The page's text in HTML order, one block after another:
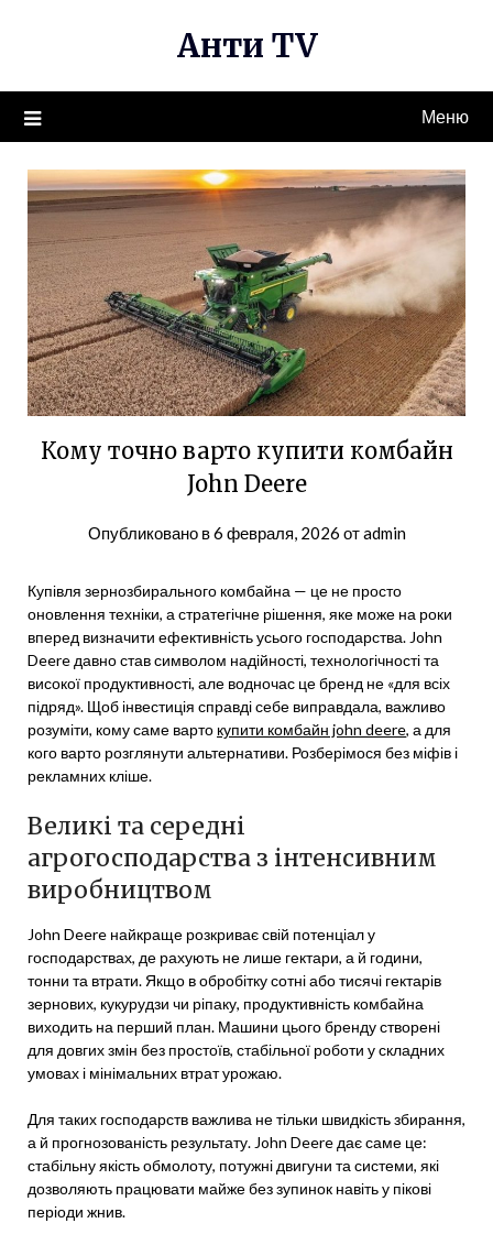
Анти TV
Меню
Кому точно варто купити комбайн
John Deere
Опубликовано в6 февраля, 2026 отadmin
Купівля зернозбирального комбайна — це не просто
оновлення техніки, а стратегічне рішення, яке може на роки
вперед визначити ефективність усього господарства. John
Deere давно став символом надійності, технологічності та
високої продуктивності, але водночас це бренд не «для всіх
підряд». Щоб інвестиція справді себе виправдала, важливо
розуміти, кому саме варто купити комбайн john deere, а для
кого варто розглянути альтернативи. Розберімося без міфів і
рекламних кліше.
Великі та середні
агрогосподарства з інтенсивним
виробництвом
John Deere найкраще розкриває свій потенціал у
господарствах, де рахують не лише гектари, а й години,
тонни та втрати. Якщо в обробітку сотні або тисячі гектарів
зернових, кукурудзи чи ріпаку, продуктивність комбайна
виходить на перший план. Машини цього бренду створені
для довгих змін без простоїв, стабільної роботи у складних
умовах і мінімальних втрат урожаю.
Для таких господарств важлива не тільки швидкість збирання,
а й прогнозованість результату. John Deere дає саме це:
стабільну якість обмолоту, потужні двигуни та системи, які
дозволяють працювати майже без зупинок навіть у пікові
періоди жнив.